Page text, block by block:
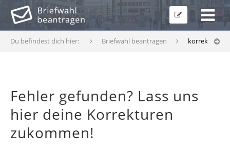
Du befindest dich hier: Briefwahl beantragen
Fehler gefunden? Lass uns
hier deine Korrekturen
zukommen!